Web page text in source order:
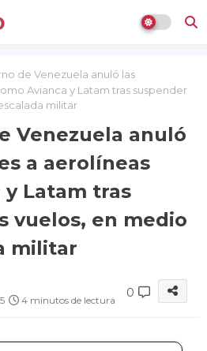
de Venezuela anuló las
Avianca y Latam tras suspender
militar
Venezuela anuló
a aerolíneas
y Latam tras
vuelos, en medio
militar
4 minutos de lectura
0